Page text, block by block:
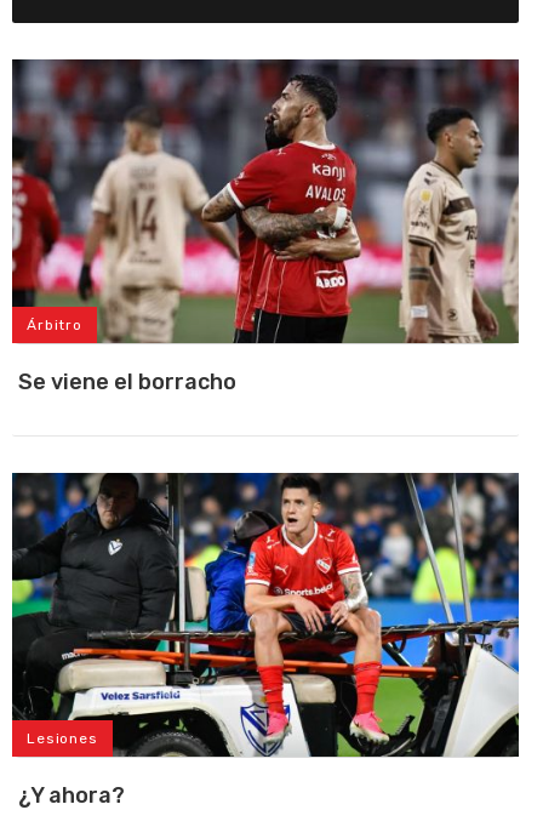
Árbitro
Se viene el borracho
Lesiones
¿Y ahora?